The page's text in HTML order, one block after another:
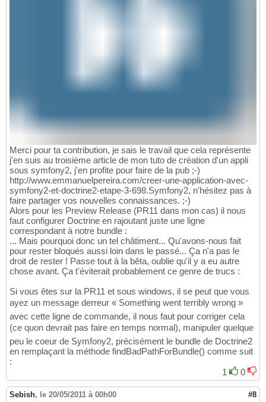
Merci pour ta contribution, je sais le travail que cela représente
j'en suis au troisième article de mon tuto de création d'un appli
sous symfony2, j'en profite pour faire de la pub ;-)
http://www.emmanuelpereira.com/creer-une-application-avec-
symfony2-et-doctrine2-etape-3-698.Symfony2, n'hésitez pas à
faire partager vos nouvelles connaissances. ;-)
Alors pour les Preview Release (PR11 dans mon cas) il nous
faut configurer Doctrine en rajoutant juste une ligne
correspondant à notre bundle :
... Mais pourquoi donc un tel châtiment... Qu'avons-nous fait
pour rester bloqués aussi loin dans le passé... Ça n'a pas le
droit de rester ! Passe tout à la bêta, oublie qu'il y a eu autre
chose avant. Ça t'éviterait probablement ce genre de trucs :
Si vous êtes sur la PR11 et sous windows, il se peut que vous
ayez un message derreur « Something went terribly wrong »
avec cette ligne de commande, il nous faut pour corriger cela
(ce quon devrait pas faire en temps normal), manipuler quelque
peu le coeur de Symfony2, précisément le bundle de Doctrine2
en remplaçant la méthode findBadPathForBundle() comme suit
:
1
0
Sebish, le 20/05/2011 à 00h00 #8